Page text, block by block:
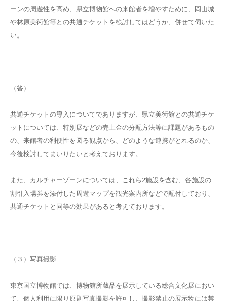
ーンの周遊性を高め、県立博物館への来館者を増やすために、岡山城
や林原美術館等との共通チケットを検討してはどうか、併せて伺いた
い。
（答）
共通チケットの導入についてでありますが、県立美術館との共通チケ
ットについては、特別展などの売上金の分配方法等に課題があるもの
の、来館者の利便性を図る観点から、どのような連携がとれるのか、
今後検討してまいりたいと考えております。
また、カルチャーゾーンについては、これら2施設を含む、各施設の
割引入場券を添付した周遊マップを観光案内所などで配付しており、
共通チケットと同等の効果があると考えております。
（３）写真撮影
東京国立博物館では、博物館所蔵品を展示している総合文化展におい
て、個人利用に限り原則写真撮影を許可し、撮影禁止の展示物には禁